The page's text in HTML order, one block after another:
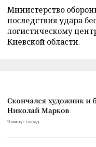
Министерство
последствия удара
логистическому
Киевской области.
Скончался художник
Николай Марков
9 минут назад